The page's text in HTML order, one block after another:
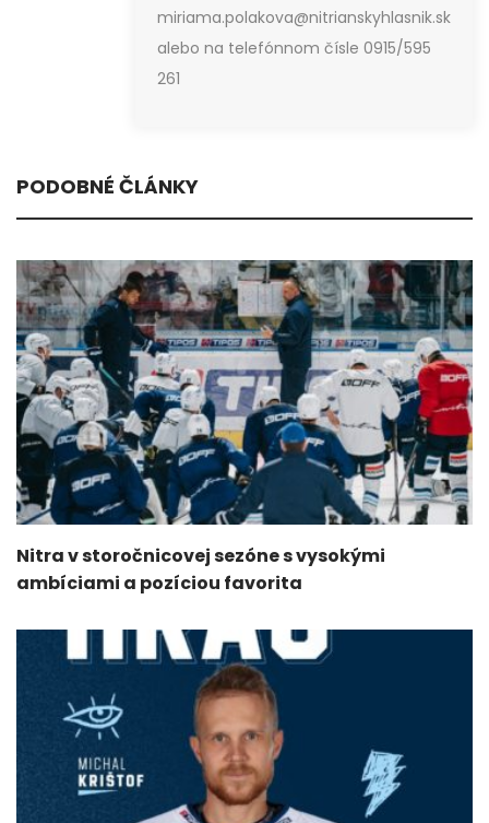
miriama.polakova@nitrianskyhlasnik.sk
alebo na telefónnom čísle 0915/595
261
PODOBNÉ ČLÁNKY
Nitra v storočnicovej sezóne s vysokými
ambíciami a pozíciou favorita